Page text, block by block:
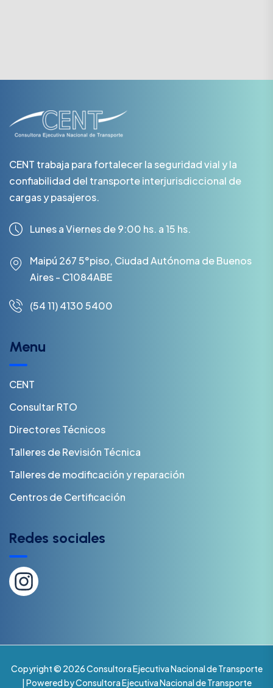
CENT trabaja para fortalecer la seguridad vial y la
confiabilidad del transporte interjurisdiccional de
cargas y pasajeros.
Lunes a Viernes de 9:00 hs. a 15 hs.
Maipú 267 5°piso, Ciudad Autónoma de Buenos
Aires - C1084ABE
(54 11) 4130 5400
Menu
CENT
Consultar RTO
Directores Técnicos
Talleres de Revisión Técnica
Talleres de modificación y reparación
Centros de Certificación
Redes sociales
Copyright © 2026 Consultora Ejecutiva Nacional de Transporte
| Powered by Consultora Ejecutiva Nacional de Transporte